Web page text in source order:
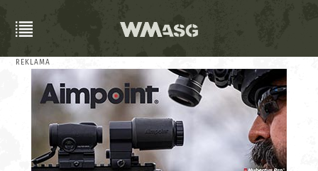
REKLAMA